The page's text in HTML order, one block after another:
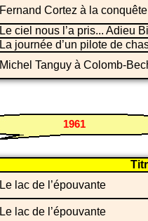
Fernand Cortez à la
Le ciel nous l’a pris... Adieu
La journée d’un pilote de
Michel Tanguy à Colomb-
1961
Le lac de l’épouvante
Le lac de l’épouvante